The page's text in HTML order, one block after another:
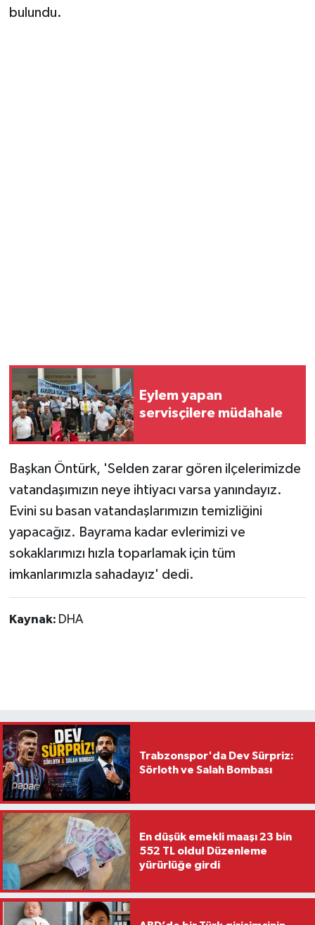
bulundu.
Eylem yapan
servisçilere müdahale
Başkan Öntürk, 'Selden zarar gören ilçelerimizde
vatandaşımızın neye ihtiyacı varsa yanındayız.
Evini su basan vatandaşlarımızın temizliğini
yapacağız. Bayrama kadar evlerimizi ve
sokaklarımızı hızla toparlamak için tüm
imkanlarımızla sahadayız' dedi.
Kaynak: DHA
Trabzonspor'da Dev Sürpriz:
Sörloth ve Salah Bombası
En düşük emekli maaşı 23 bin
552 TL oldu! Düzenleme
yürürlüğe girdi
Yaşam